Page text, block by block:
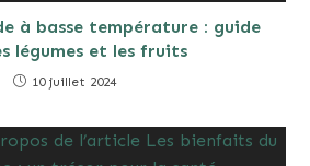
à basse température : guide
légumes et les fruits
10 juillet 2024